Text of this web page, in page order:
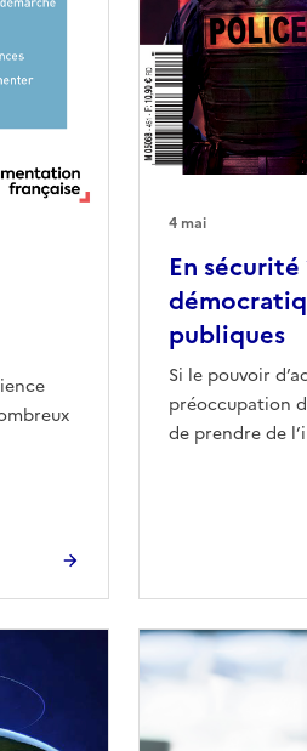
En sécurité
publiques
Si le pouvoir
préoccupation
de prendre de
4 mai